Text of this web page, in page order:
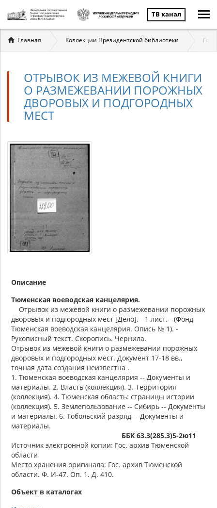
ТВ канал
Вы
здесь
Главная Коллекции Президентской библиотеки
ОТРЫВОК ИЗ МЕЖЕВОЙ КНИГИ
О РАЗМЕЖЕВАНИИ ПОРОЖНЫХ
ДВОРОВЫХ И ПОДГОРОДНЫХ
МЕСТ
Описание
Тюменская воеводская канцелярия.
Отрывок из межевой книги о размежевании порожных
дворовых и подгородных мест [Дело]. - 1 лист. - (Фонд
Тюменская воеводская канцелярия. Опись № 1). -
Рукописный текст. Скоропись. Чернила.
Отрывок из межевой книги о размежевании порожных
дворовых и подгородных мест. Документ 17-18 вв.,
точная дата создания неизвестна .
1. Тюменская воеводская канцелярия -- Документы и
материалы. 2. Власть (коллекция). 3. Территория
(коллекция). 4. Тюменская область: страницы истории
(коллекция). 5. Землепользование -- Сибирь -- Документы
и материалы. 6. Тобольский разряд -- Документы и
материалы.
ББК 63.3(285.3)5-2ю11
Источник электронной копии: Гос. архив Тюменской
области
Место хранения оригинала: Гос. архив Тюменской
области. Ф. И-47. Оп. 1. Д. 410.
Объект в каталогах